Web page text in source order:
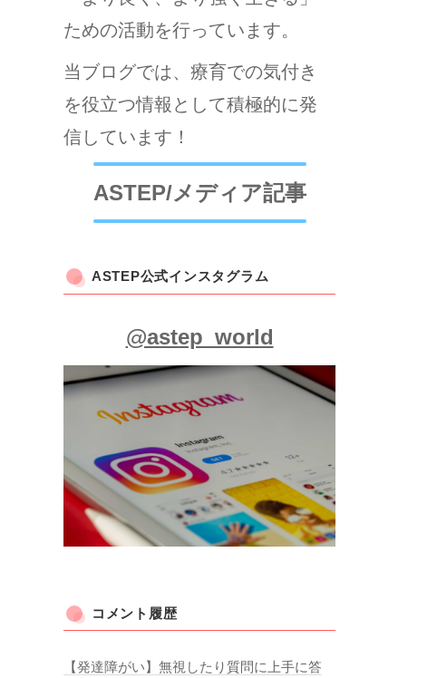
ための活動を行っています。
当ブログでは、療育での気付き
を役立つ情報として積極的に発
信しています！
ASTEP/メディア記事
ASTEP公式インスタグラム
@astep_world
コメント履歴
【発達障がい】無視したり質問に上手に答